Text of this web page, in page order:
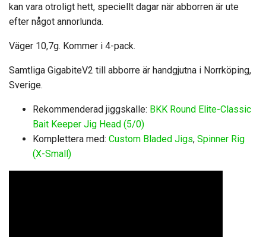
kan vara otroligt hett, speciellt dagar när abborren är ute
efter något annorlunda.
Väger 10,7g. Kommer i 4-pack.
Samtliga GigabiteV2 till abborre är handgjutna i Norrköping,
Sverige.
Rekommenderad jiggskalle: BKK Round Elite-Classic
Bait Keeper Jig Head (5/0)
Komplettera med: Custom Bladed Jigs, Spinner Rig
(X-Small)